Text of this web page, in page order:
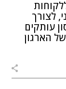
לצורך
עותקים
הארגון